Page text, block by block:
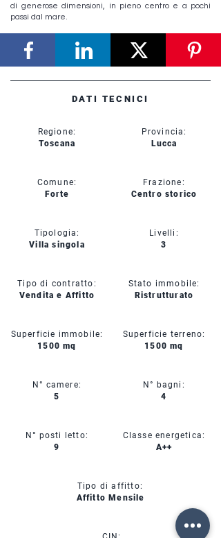
di generose dimensioni, in pieno centro e a pochi
passi dal mare.
DATI TECNICI
Regione:
Toscana
Comune:
Forte
Tipologia:
Villa singola
Tipo di contratto:
Vendita e Affitto
Superficie immobile:
1500 mq
N° camere:
5
N° posti letto:
9
Provincia:
Lucca
Frazione:
Centro storico
Livelli:
3
Stato immobile:
Ristrutturato
Superficie terreno:
1500 mq
N° bagni:
4
Classe energetica:
A++
Tipo di affitto:
Affitto Mensile